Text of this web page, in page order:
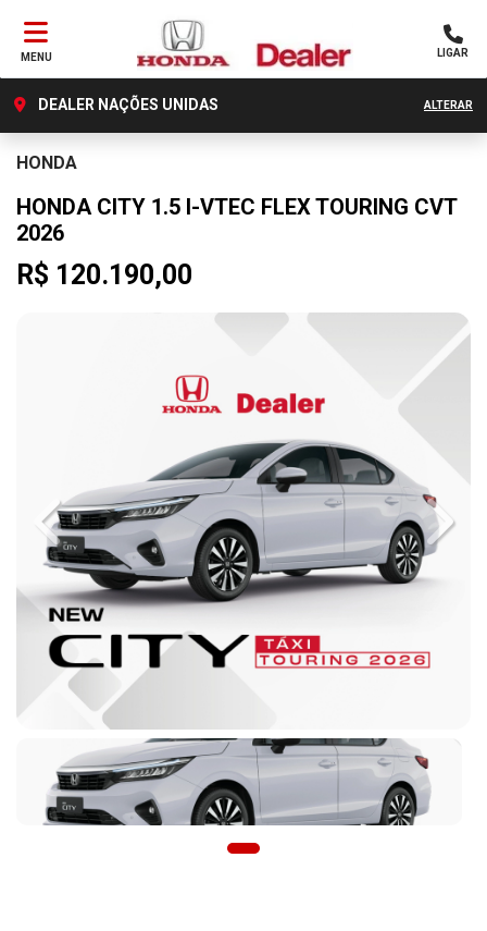
MENU LIGAR
DEALER NAÇÕES UNIDAS ALTERAR
HONDA
HONDA CITY 1.5 I-VTEC FLEX TOURING CVT
2026
R$ 120.190,00
Previous Next